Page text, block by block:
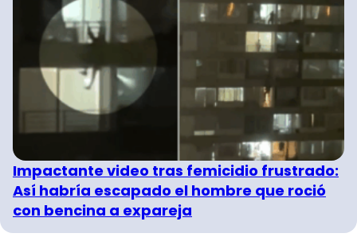
Impactante video tras femicidio frustrado:
Así habría escapado el hombre que roció
con bencina a expareja